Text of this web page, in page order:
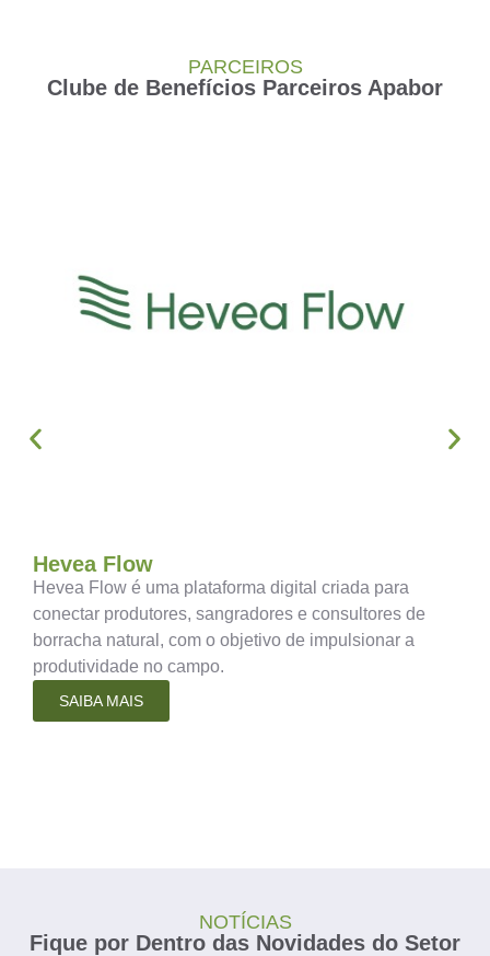
PARCEIROS
Clube de Benefícios Parceiros Apabor
Hevea Flow
Hevea Flow é uma plataforma digital criada para
conectar produtores, sangradores e consultores de
borracha natural, com o objetivo de impulsionar a
produtividade no campo.
SAIBA MAIS
NOTÍCIAS
Fique por Dentro das Novidades do Setor